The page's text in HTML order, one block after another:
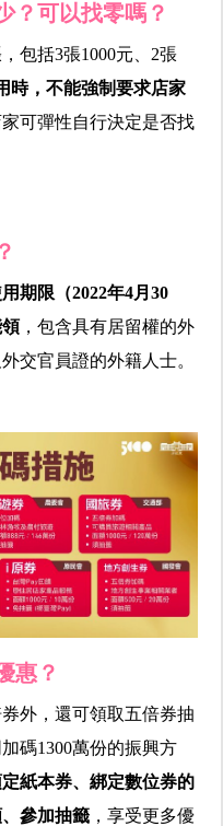
？可以找零嗎？
包括3張1000元、2張
時，不能強制要求店家
可彈性自行決定是否找
期限（2022年4月30
，包含具有居留權的外
交官員證的外籍人士。
惠？
外，還可領取五倍券抽
碼1300萬份的振興方
紙本券、綁定數位券的
參加抽籤，享受更多優